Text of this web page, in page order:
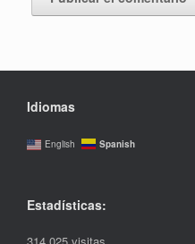
Idiomas
English Spanish
Estadísticas: